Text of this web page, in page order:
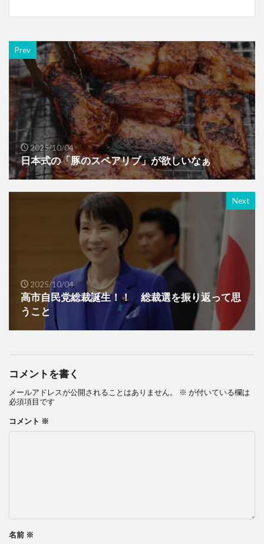
Prev
2025/10/04
日本式の「豚のスペアリブ」が欲しいなぁ
Next
2025/10/04
高市自民党総裁誕生！！ 総裁選を振り返って思
うこと
コメントを書く
メールアドレスが公開されることはありません。 ※ が付いている欄は
必須項目です
コメント ※
名前 ※